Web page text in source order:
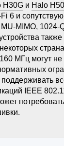
H30G и Halo
6 и
MIMO, 1024-
МГц могут не
IEEE